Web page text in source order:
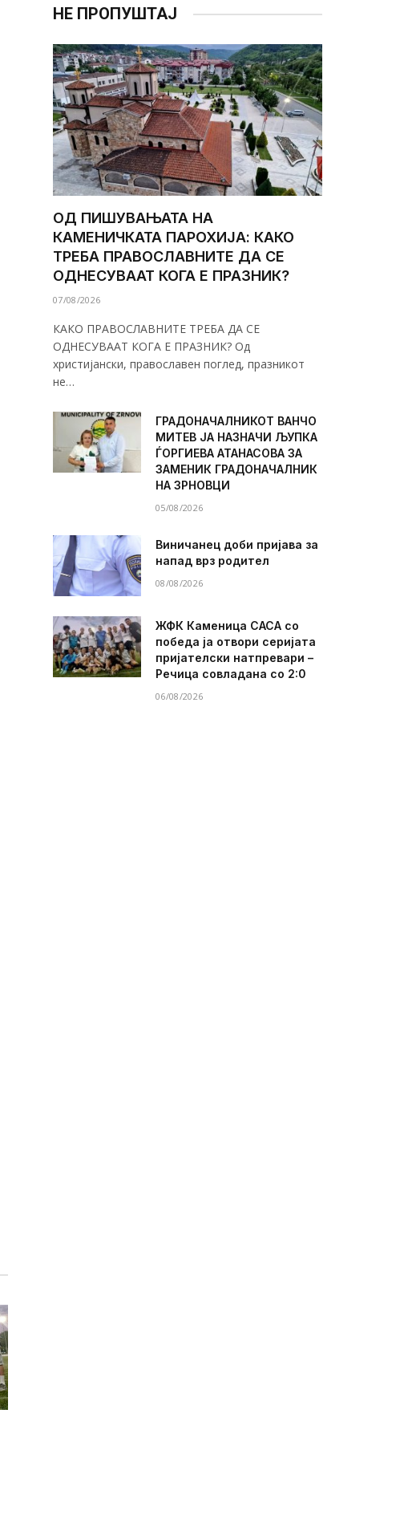
НЕ ПРОПУШТАЈ
ОД ПИШУВАЊАТА НА
КАМЕНИЧКАТА ПАРОХИЈА: КАКО
ТРЕБА ПРАВОСЛАВНИТЕ ДА СЕ
ОДНЕСУВААТ КОГА Е ПРАЗНИК?
07/08/2026
КАКО ПРАВОСЛАВНИТЕ ТРЕБА ДА СЕ
ОДНЕСУВААТ КОГА Е ПРАЗНИК? Од
христијански, православен поглед, празникот
не…
ГРАДОНАЧАЛНИКОТ ВАНЧО
МИТЕВ ЈА НАЗНАЧИ ЉУПКА
ЃОРГИЕВА АТАНАСОВА ЗА
ЗАМЕНИК ГРАДОНАЧАЛНИК
НА ЗРНОВЦИ
05/08/2026
Виничанец доби пријава за
напад врз родител
08/08/2026
ЖФК Каменица САСА со
победа ја отвори серијата
пријателски натпревари –
Речица совладана со 2:0
06/08/2026